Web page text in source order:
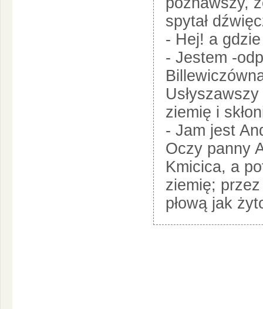
spytał
- Hej! a
- Jestem -
ziemię i
- Jam jest
Oczy panny
Kmicica, a
ziemię;
płową jak